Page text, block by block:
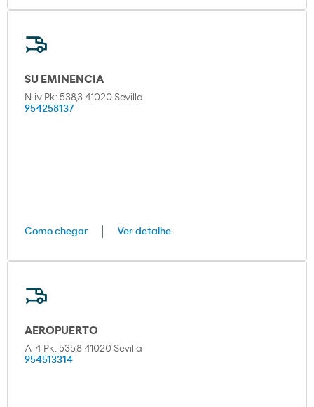
SU EMINENCIA
N-iv Pk: 538,3 41020 Sevilla
954258137
Como chegar Ver detalhe
AEROPUERTO
A-4 Pk: 535,8 41020 Sevilla
954513314